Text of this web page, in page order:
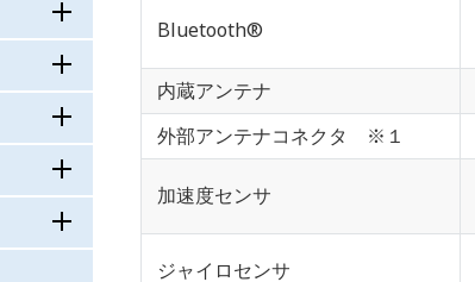
Bluetooth®
内蔵アンテナ
外部アンテナコネクタ ※１
加速度センサ
ジャイロセンサ